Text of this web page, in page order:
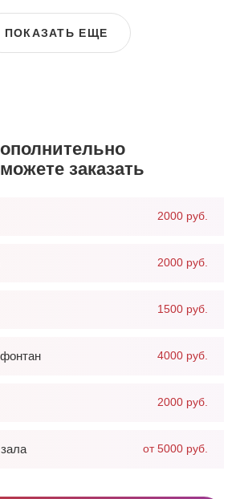
ПОКАЗАТЬ ЕЩЕ
заказать
2000 руб.
2000 руб.
1500 руб.
4000 руб.
2000 руб.
от 5000 руб.